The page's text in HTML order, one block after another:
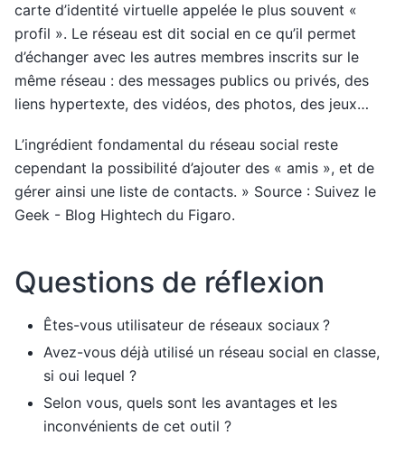
carte d’identité virtuelle appelée le plus souvent «
profil ». Le réseau est dit social en ce qu’il permet
d’échanger avec les autres membres inscrits sur le
même réseau : des messages publics ou privés, des
liens hypertexte, des vidéos, des photos, des jeux…
L’ingrédient fondamental du réseau social reste
cependant la possibilité d’ajouter des « amis », et de
gérer ainsi une liste de contacts. » Source : Suivez le
Geek - Blog Hightech du Figaro.
Questions de réflexion
Êtes-vous utilisateur de réseaux sociaux ?
Avez-vous déjà utilisé un réseau social en classe,
si oui lequel ?
Selon vous, quels sont les avantages et les
inconvénients de cet outil ?